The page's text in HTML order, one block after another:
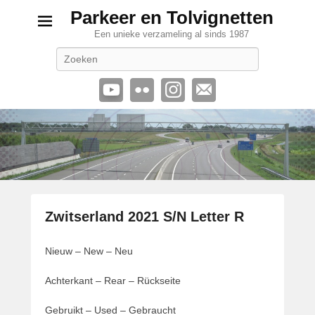
Parkeer en Tolvignetten
Een unieke verzameling al sinds 1987
Zwitserland 2021 S/N Letter R
e
l
Nieuw – New – Neu
Achterkant – Rear – Rückseite
Gebruikt – Used – Gebraucht